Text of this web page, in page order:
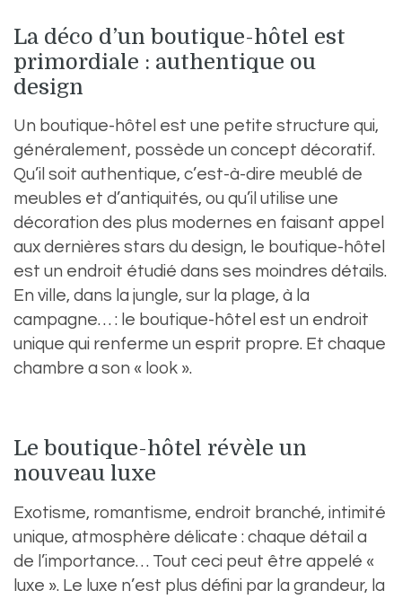
La déco d’un boutique-hôtel est
primordiale : authentique ou
design
Un boutique-hôtel est une petite structure qui,
généralement, possède un concept décoratif.
Qu’il soit authentique, c’est-à-dire meublé de
meubles et d’antiquités, ou qu’il utilise une
décoration des plus modernes en faisant appel
aux dernières stars du design, le boutique-hôtel
est un endroit étudié dans ses moindres détails.
En ville, dans la jungle, sur la plage, à la
campagne… : le boutique-hôtel est un endroit
unique qui renferme un esprit propre. Et chaque
chambre a son « look ».
Le boutique-hôtel révèle un
nouveau luxe
Exotisme, romantisme, endroit branché, intimité
unique, atmosphère délicate : chaque détail a
de l’importance… Tout ceci peut être appelé «
luxe ». Le luxe n’est plus défini par la grandeur, la